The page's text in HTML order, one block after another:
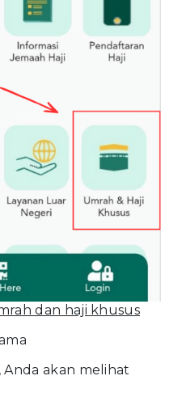
dan haji khusus
akan melihat